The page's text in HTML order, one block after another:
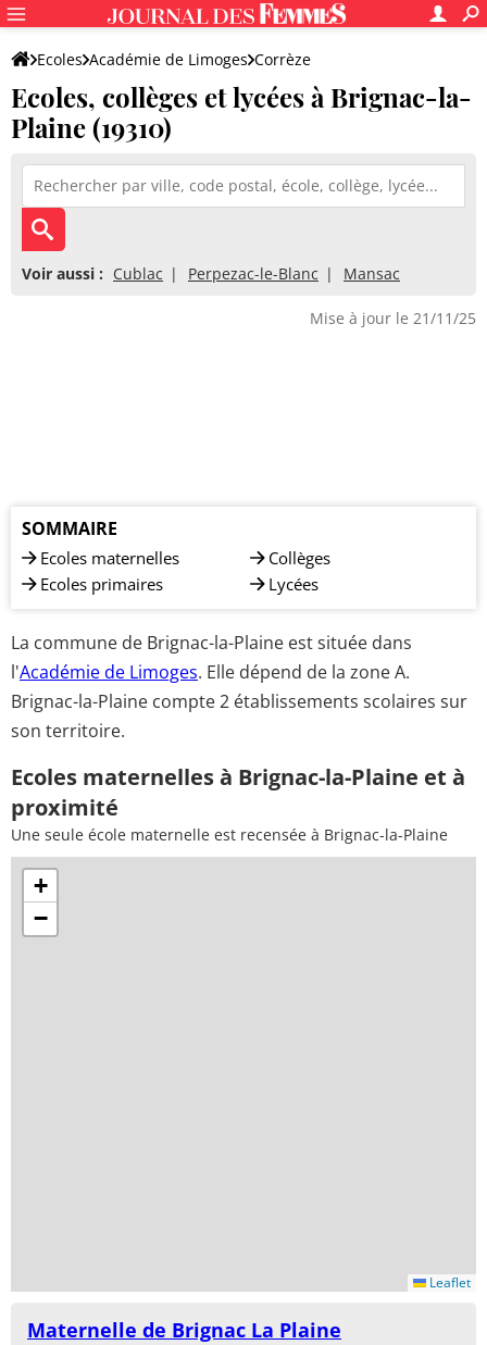
Ecoles Académie de Limoges Corrèze
Ecoles, collèges et lycées à Brignac-la-
Plaine (19310)
Voir aussi : Cublac Perpezac-le-Blanc Mansac
Mise à jour le 21/11/25
SOMMAIRE
Ecoles maternelles
Ecoles primaires
Collèges
Lycées
La commune de Brignac-la-Plaine est située dans
l'Académie de Limoges. Elle dépend de la zone A.
Brignac-la-Plaine compte 2 établissements scolaires sur
son territoire.
Ecoles maternelles à Brignac-la-Plaine et à
proximité
Une seule école maternelle est recensée à Brignac-la-Plaine
+
−
Leaflet
Maternelle de Brignac La Plaine